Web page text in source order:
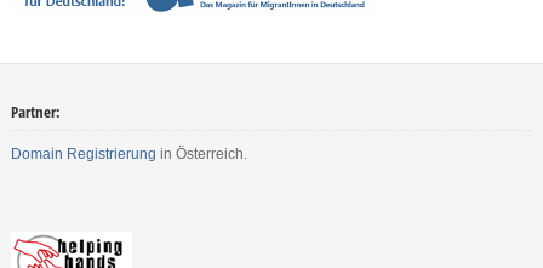
Partner:
Domain Registrierung in Österreich.